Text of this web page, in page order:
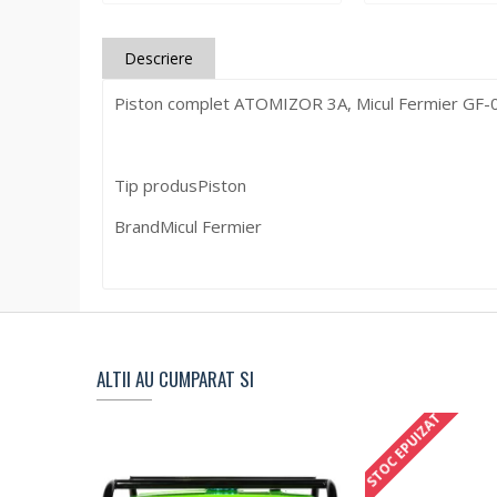
Descriere
Piston complet ATOMIZOR 3A, Micul Fermier GF-
Tip produsPiston
BrandMicul Fermier
ALTII AU CUMPARAT SI
STOC EPUIZAT